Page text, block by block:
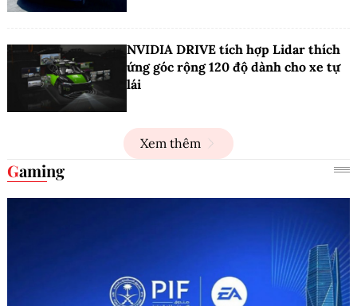
NVIDIA DRIVE tích hợp Lidar thích
ứng góc rộng 120 độ dành cho xe tự
lái
Xem thêm
Gaming